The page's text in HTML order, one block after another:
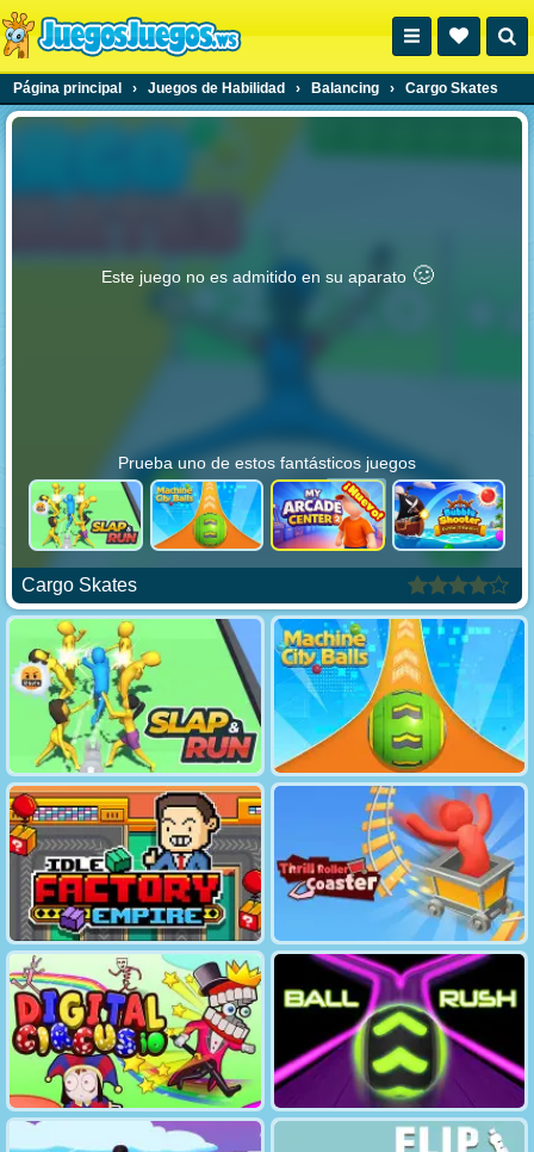
Página principal › Juegos de Habilidad › Balancing › Cargo Skates
Este juego no es admitido en su aparato 🥴️
Prueba uno de estos fantásticos juegos
Cargo Skates